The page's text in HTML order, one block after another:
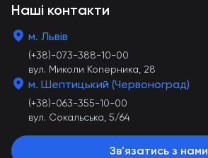
Наші контакти
м. Львів
(+38)-073-388-10-00
вул. Миколи Коперника, 28
м. Шептицький (Червоноград)
(+38)-063-355-10-00
вул. Сокальська, 5/64
Зв'язатись з нами